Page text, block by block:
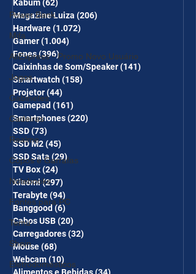
Power Bank
Mifa
AliExpress - Promo Novo Usuário
Jogos
Gabinetes
Cadeiras
Realme
Copos e Garrafas
Notebooks
Fontes para PC
Temu
Shein
Eletrodomésticos
Kabum(62)
Magazine Luiza (206)
Hardware(1.072)
Gamer(1.004)
Fones(396)396 posts
Caixinhas de Som/Speaker(141)
Smartwatch(158)
Projetor(44)
Gamepad (161)
Smartphones(220)
SSD(73)
SSD M2(45)
SSD Sata(29)29 posts
TV Box(24)
Xiaomi(297)
Terabyte(94)
Banggood(6)6 posts
Cabos USB(20)
Carregadores(32)
Mouse(68)
Webcam(10)